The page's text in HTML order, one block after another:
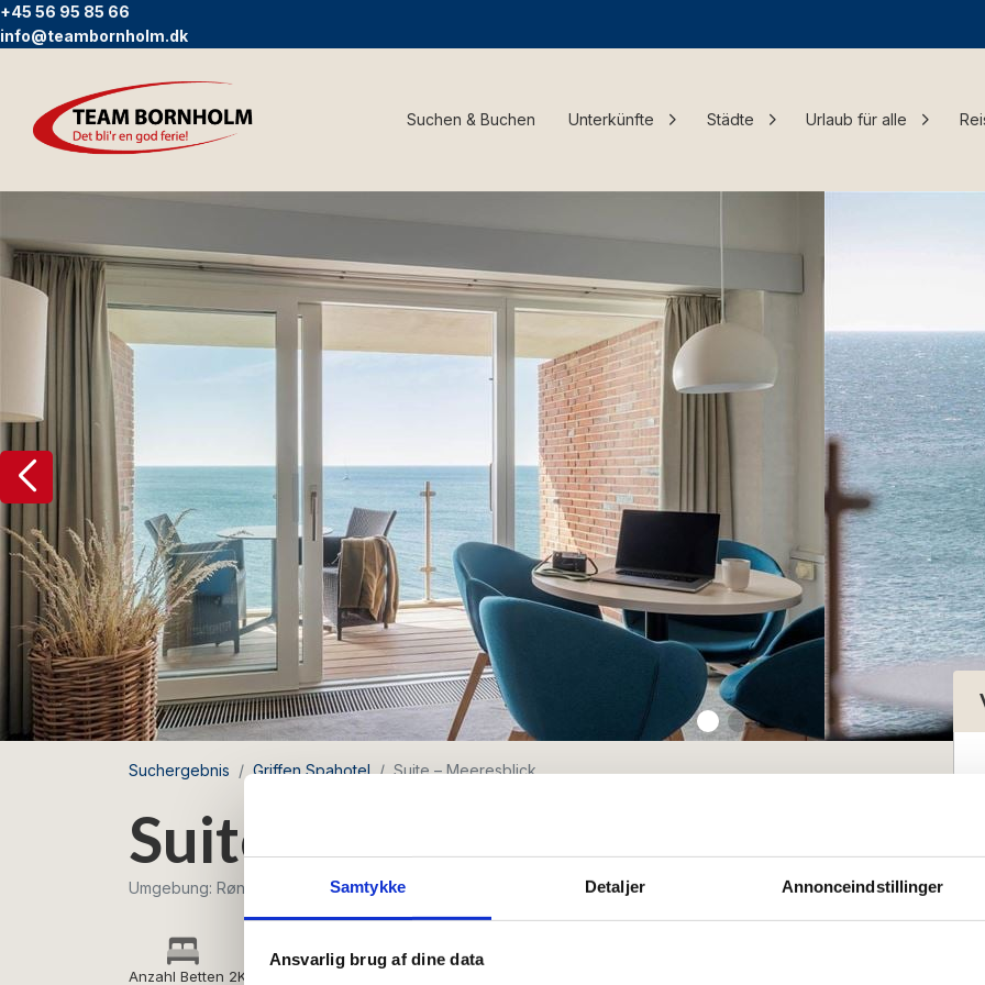
Samtykke Detaljer Annonceindstillinger
Ansvarlig brug af dine data
+45 56 95 85 66
info@teambornholm.dk
Suchen & Buchen Unterkünfte Städte Urlaub für alle
Suchergebnis Griffen Spahotel Suite – Meeresblick
Suite – Meeresblick
Umgebung: Rønne
Anzahl Betten 2Kostenloses WLAN